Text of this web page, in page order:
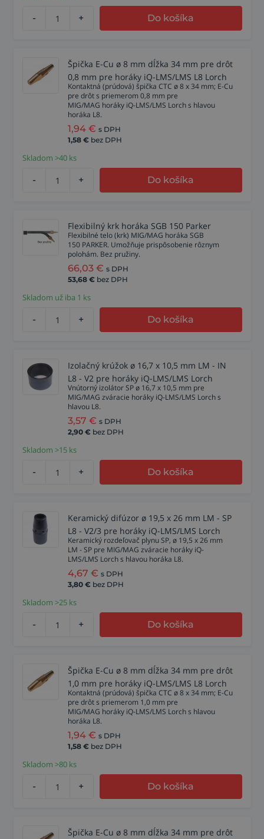
- + Do košíka
Špička E-Cu ø 8 mm dĺžka 34 mm pre drôt
0,8 mm pre horáky iQ-LMS/LMS L8 Lorch
Kontaktná (prúdová) špička CTC ø 8 x 34 mm; E-Cu
pre drôt s priemerom 0,8 mm pre
MIG/MAG horáky iQ-LMS/LMS Lorch s hlavou
horáka L8.
1,94 € s DPH
1,58 € bez DPH
Skladom >40 ks
- + Do košíka
Flexibilný krk horáka SGB 150 Parker
Flexibilné telo (krk) MIG/MAG horáka SGB
150 PARKER. Umožňuje prispôsobenie rôznym
polohám. Bez pružiny.
66,03 € s DPH
53,68 € bez DPH
Skladom už iba 1 ks
- + Do košíka
Izolačný krúžok ø 16,7 x 10,5 mm LM - IN
L8 - V2 pre horáky iQ-LMS/LMS Lorch
Vnútorný izolátor SP ø 16,7 x 10,5 mm pre
MIG/MAG zváracie horáky iQ-LMS/LMS Lorch s
hlavou L8.
3,57 € s DPH
2,90 € bez DPH
Skladom >15 ks
- + Do košíka
Keramický difúzor ø 19,5 x 26 mm LM - SP
L8 - V2/3 pre horáky iQ-LMS/LMS Lorch
Keramický rozdeľovač plynu SP, ø 19,5 x 26 mm
LM - SP pre MIG/MAG zváracie horáky iQ-
LMS/LMS Lorch s hlavou horáka L8.
4,67 € s DPH
3,80 € bez DPH
Skladom >25 ks
- + Do košíka
Špička E-Cu ø 8 mm dĺžka 34 mm pre drôt
1,0 mm pre horáky iQ-LMS/LMS L8 Lorch
Kontaktná (prúdová) špička CTC ø 8 x 34 mm; E-Cu
pre drôt s priemerom 1,0 mm pre
MIG/MAG horáky iQ-LMS/LMS Lorch s hlavou
horáka L8.
1,94 € s DPH
1,58 € bez DPH
Skladom >80 ks
- + Do košíka
Špička E-Cu ø 8 mm dĺžka 34 mm pre drôt